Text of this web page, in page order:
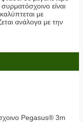
είναι
με
ανάλογα με την
Pegasus® 3m